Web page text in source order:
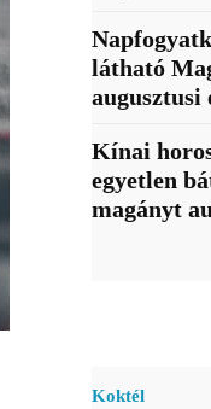
látható
augusztusi
Kínai
egyetlen
magányt
Koktél